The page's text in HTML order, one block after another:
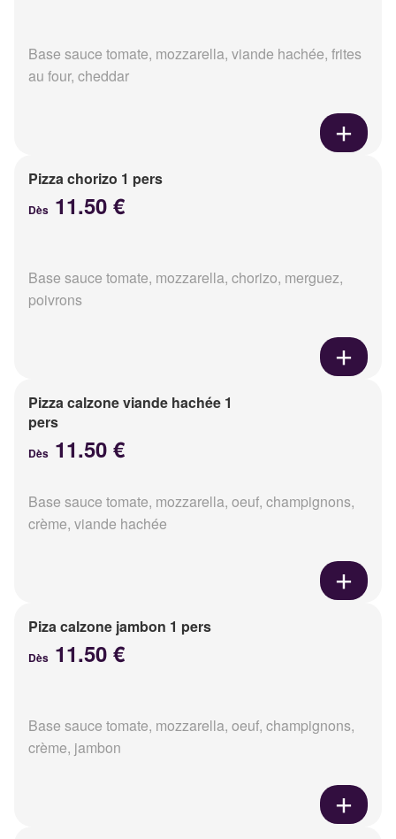
Base sauce tomate, mozzarella, viande hachée, frites
au four, cheddar
Pizza chorizo 1 pers
Dès 11.50 €
Base sauce tomate, mozzarella, chorizo, merguez,
poivrons
Pizza calzone viande hachée 1
pers
Dès 11.50 €
Base sauce tomate, mozzarella, oeuf, champignons,
crème, viande hachée
Piza calzone jambon 1 pers
Dès 11.50 €
Base sauce tomate, mozzarella, oeuf, champignons,
crème, jambon